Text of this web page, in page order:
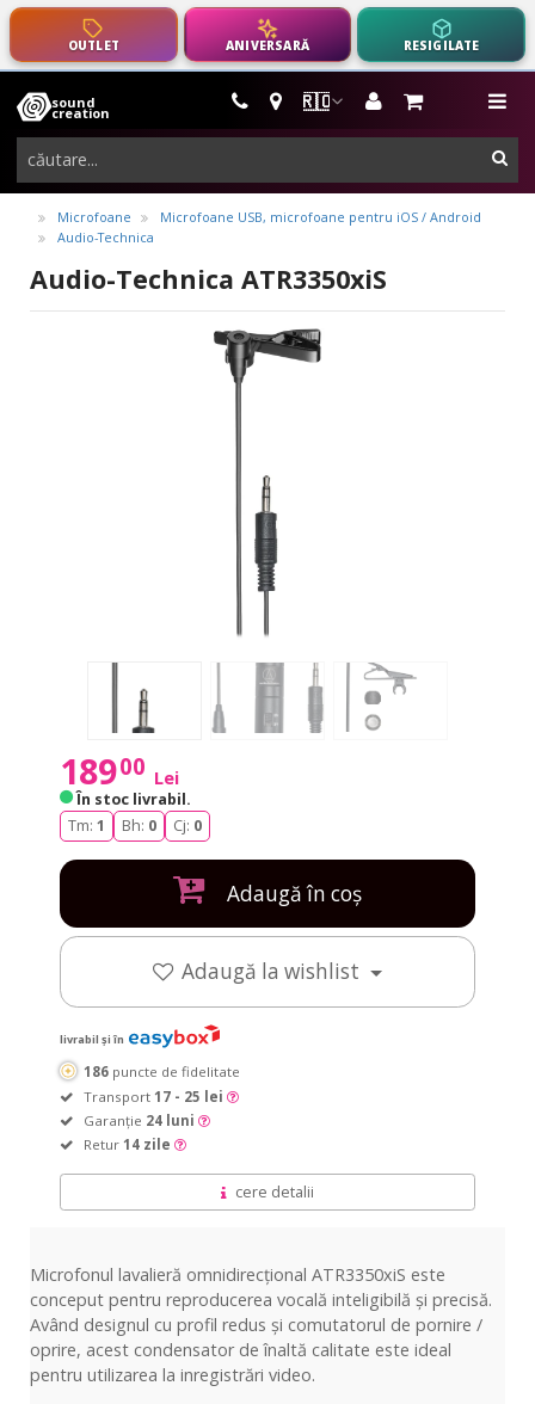
OUTLET ANIVERSARĂ RESIGILATE
🇷🇴
sound
creation
instrumente
muzicale,
echipamente
pro-
audio
Microfoane
Microfoane USB, microfoane pentru iOS / Android
Audio-Technica
Audio-Technica ATR3350xiS
18900 Lei
În stoc livrabil.
Tm: 1 Bh: 0 Cj: 0
Adaugă în coș
Adaugă la wishlist
livrabil și în
186 puncte de fidelitate
Transport 17 - 25 lei
Garanție 24 luni
Retur 14 zile
cere detalii
Microfonul lavalieră omnidirecțional ATR3350xiS este
conceput pentru reproducerea vocală inteligibilă și precisă.
Având designul cu profil redus și comutatorul de pornire /
oprire, acest condensator de înaltă calitate este ideal
pentru utilizarea la inregistrări video.